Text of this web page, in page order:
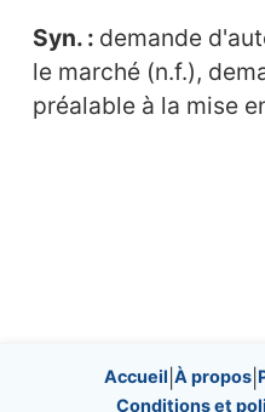
Syn. : demande
le marché (n.f.),
préalable à la mise
Site
Accueil À propos
Conditions et